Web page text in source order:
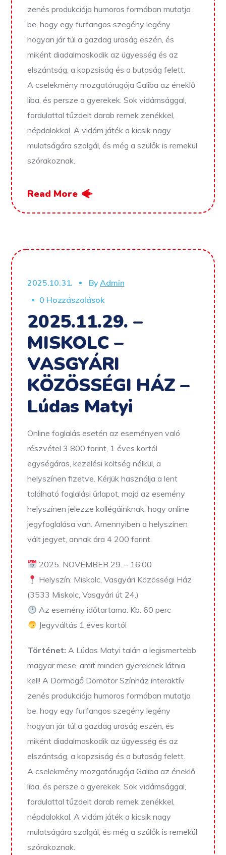
zenés produkciója humoros formában mutatja
be, hogy egy furfangos szegény legény
hogyan jár túl a gazdag uraság eszén, és
miként diadalmaskodik az ügyesség és az
elszántság, a kapzsiság és a butaság felett.
A cselekmény mozgatórugója Galiba az éneklő
liba, és persze a gyerekek. Sok vidámsággal,
fordulattal tűzdelt darab remek zenékkel,
népdalokkal. A vidám játék a kicsik nagy
mulatságára szolgál, és még a szülők is remekül
szórakoznak.
Read More
2025.10.31. ByAdmin
0 Hozzászolások
2025.11.29. –
MISKOLC –
VASGYÁRI
KÖZÖSSÉGI HÁZ –
Lúdas Matyi
Online foglalás esetén az eseményen való
részvétel 3 800 forint, 1 éves kortól
egységáras, kezelési költség nélkül, a
helyszínen fizetve. Kérjük használja a lent
található foglalási űrlapot, majd az esemény
helyszínen jelezze kollégáinknak, hogy online
jegyfoglalása van. Amennyiben a helyszínen
vált jegyet, annak ára 4 200 forint.
2025. NOVEMBER 29. – 16:00
Helyszín: Miskolc, Vasgyári Közösségi Ház
(3533 Miskolc, Vasgyári út 24.)
Az esemény időtartama: Kb. 60 perc
Jegyváltás 1 éves kortól
Történet: A Lúdas Matyi talán a legismertebb
magyar mese, amit minden gyereknek látnia
kell! A Dörmögő Dömötör Színház interaktív
zenés produkciója humoros formában mutatja
be, hogy egy furfangos szegény legény
hogyan jár túl a gazdag uraság eszén, és
miként diadalmaskodik az ügyesség és az
elszántság, a kapzsiság és a butaság felett.
A cselekmény mozgatórugója Galiba az éneklő
liba, és persze a gyerekek. Sok vidámsággal,
fordulattal tűzdelt darab remek zenékkel,
népdalokkal. A vidám játék a kicsik nagy
mulatságára szolgál, és még a szülők is remekül
szórakoznak.